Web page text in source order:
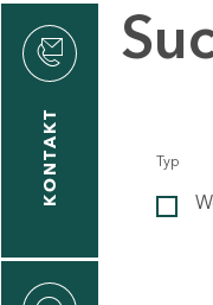
KONTAKT Typ